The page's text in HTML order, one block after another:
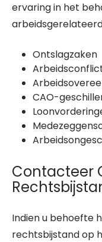
ervaring in het
Ontslagzaken
CAO-
Contacteer
Indien u behoefte
rechtsbijstand op